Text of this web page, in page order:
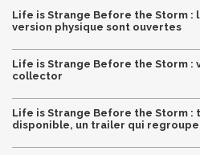
Life is Strange Before the Storm :
version physique sont ouvertes
Life is Strange Before the Storm
collector
Life is Strange Before the Storm :
disponible, un trailer qui regroupe